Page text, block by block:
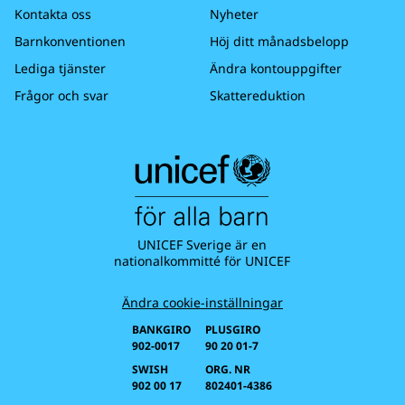
Kontakta oss
Barnkonventionen
Lediga tjänster
Frågor och svar
Nyheter
Höj ditt månadsbelopp
Ändra kontouppgifter
Skattereduktion
UNICEF Sverige är en
nationalkommitté för UNICEF
Ändra cookie-inställningar
BANKGIRO
902-0017
SWISH
902 00 17
PLUSGIRO
90 20 01-7
ORG. NR
802401-4386